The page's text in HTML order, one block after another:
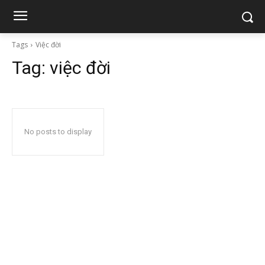
Tags Việc đời
Tag: việc đời
No posts to display